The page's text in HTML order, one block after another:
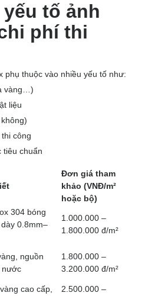
tố ảnh
phí thi
phụ thuộc vào nhiều yếu tố như:
vàng…)
liệu
công
tiêu chuẩn
Đơn giá tham
khảo (VNĐ/m²
hoặc bộ)
304 bóng
0.8mm–
1.000.000 –
1.800.000 đ/m²
nguồn
nước
1.800.000 –
3.200.000 đ/m²
cao cấp,
2.500.000 –